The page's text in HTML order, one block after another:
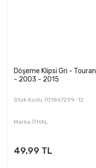
Döşeme Klipsi Gri - Touran
- 2003 - 2015
Stok Kodu:701867299-12
Marka:İTHAL
49,99 TL